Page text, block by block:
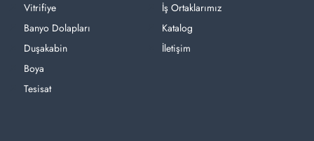
İş Ortaklarımız
Katalog
İletişim
Vitrifiye
Banyo Dolapları
Duşakabin
Boya
Tesisat